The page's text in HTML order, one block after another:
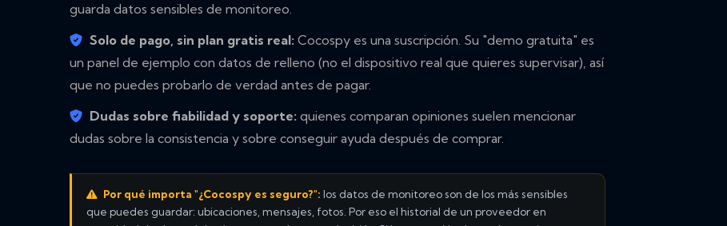
guarda datos sensibles de monitoreo.
Solo de pago, sin plan gratis real: Cocospy es una suscripción. Su "demo gratuita" es
un panel de ejemplo con datos de relleno (no el dispositivo real que quieres supervisar), así
que no puedes probarlo de verdad antes de pagar.
Dudas sobre fiabilidad y soporte: quienes comparan opiniones suelen mencionar
dudas sobre la consistencia y sobre conseguir ayuda después de comprar.
Por qué importa "¿Cocospy es seguro?": los datos de monitoreo son de los más sensibles
que puedes guardar: ubicaciones, mensajes, fotos. Por eso el historial de un proveedor en